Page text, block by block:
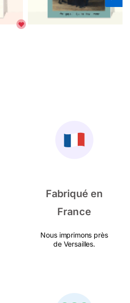
Fabriqué en
France
Nous imprimons près
de Versailles.